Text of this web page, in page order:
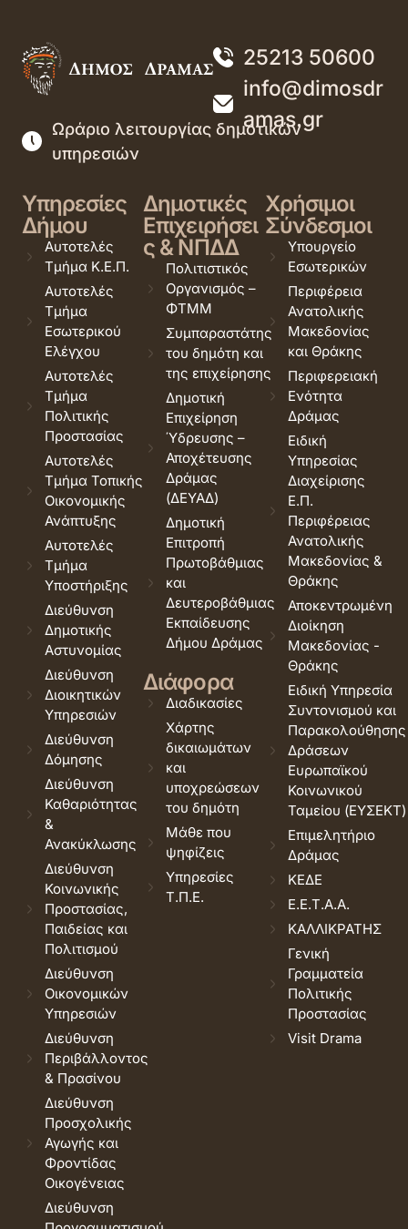
25213 50600
info@dimosdr
amas.gr
Ωράριο λειτουργίας δημοτικών
υπηρεσιών
Υπηρεσίες
Δήμου
Αυτοτελές
Τμήμα Κ.Ε.Π.
Αυτοτελές
Τμήμα
Εσωτερικού
Ελέγχου
Αυτοτελές
Τμήμα
Πολιτικής
Προστασίας
Αυτοτελές
Τμήμα Τοπικής
Οικονομικής
Ανάπτυξης
Αυτοτελές
Τμήμα
Υποστήριξης
Διεύθυνση
Δημοτικής
Αστυνομίας
Διεύθυνση
Διοικητικών
Υπηρεσιών
Διεύθυνση
Δόμησης
Διεύθυνση
Καθαριότητας
&
Ανακύκλωσης
Διεύθυνση
Κοινωνικής
Προστασίας,
Παιδείας και
Πολιτισμού
Διεύθυνση
Οικονομικών
Υπηρεσιών
Διεύθυνση
Περιβάλλοντος
& Πρασίνου
Διεύθυνση
Προσχολικής
Αγωγής και
Φροντίδας
Οικογένειας
Διεύθυνση
Δημοτικές
Επιχειρήσει
ς & ΝΠΔΔ
Πολιτιστικός
Οργανισμός –
ΦΤΜΜ
Συμπαραστάτης
του δημότη και
της επιχείρησης
Δημοτική
Επιχείρηση
Ύδρευσης –
Αποχέτευσης
Δράμας
(ΔΕΥΑΔ)
Δημοτική
Επιτροπή
Πρωτοβάθμιας
και
Δευτεροβάθμιας
Εκπαίδευσης
Δήμου Δράμας
Διάφορα
Διαδικασίες
Χάρτης
δικαιωμάτων
και
υποχρεώσεων
του δημότη
Μάθε που
ψηφίζεις
Υπηρεσίες
Τ.Π.Ε.
Χρήσιμοι
Σύνδεσμοι
Υπουργείο
Εσωτερικών
Περιφέρεια
Ανατολικής
Μακεδονίας
και Θράκης
Περιφερειακή
Ενότητα
Δράμας
Ειδική
Υπηρεσίας
Διαχείρισης
Ε.Π.
Περιφέρειας
Ανατολικής
Μακεδονίας &
Θράκης
Αποκεντρωμένη
Διοίκηση
Μακεδονίας -
Θράκης
Ειδική Υπηρεσία
Συντονισμού και
Παρακολούθησης
Δράσεων
Ευρωπαϊκού
Κοινωνικού
Ταμείου (ΕΥΣΕΚΤ)
Επιμελητήριο
Δράμας
ΚΕΔΕ
Ε.Ε.Τ.Α.Α.
ΚΑΛΛΙΚΡΑΤΗΣ
Γενική
Γραμματεία
Πολιτικής
Προστασίας
Visit Drama